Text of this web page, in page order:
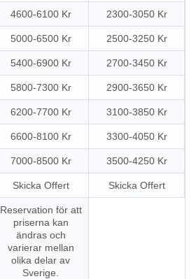
4600-6100 Kr 2300-3050 Kr
5000-6500 Kr 2500-3250 Kr
5400-6900 Kr 2700-3450 Kr
5800-7300 Kr 2900-3650 Kr
6200-7700 Kr 3100-3850 Kr
6600-8100 Kr 3300-4050 Kr
7000-8500 Kr 3500-4250 Kr
Skicka Offert Skicka Offert
Reservation för att
priserna kan
ändras och
varierar mellan
olika delar av
Sverige.